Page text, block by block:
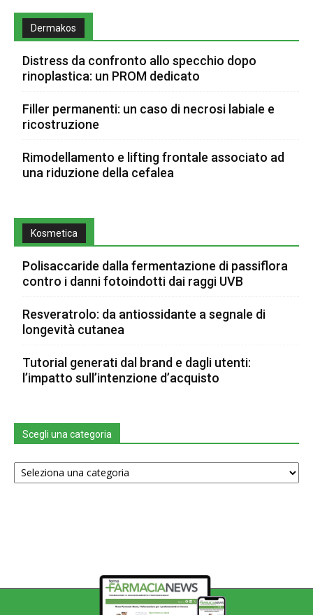
Dermakos
Distress da confronto allo specchio dopo
rinoplastica: un PROM dedicato
Filler permanenti: un caso di necrosi labiale e
ricostruzione
Rimodellamento e lifting frontale associato ad
una riduzione della cefalea
Kosmetica
Polisaccaride dalla fermentazione di passiflora
contro i danni fotoindotti dai raggi UVB
Resveratrolo: da antiossidante a segnale di
longevità cutanea
Tutorial generati dal brand e dagli utenti:
l’impatto sull’intenzione d’acquisto
Scegli una categoria
Scegli
una